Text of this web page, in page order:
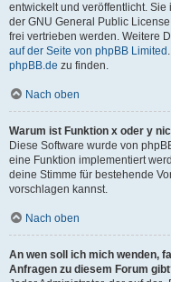
entwickelt und veröffentlicht.
der GNU General Public
frei vertrieben werden. Weitere
auf der Seite von phpBB Limited
phpBB.de zu finden.
Nach oben
Warum ist Funktion x oder y
Diese Software wurde von
eine Funktion implementiert
deine Stimme für bestehende
vorschlagen kannst.
Nach oben
An wen soll ich mich wenden,
Anfragen zu diesem Forum